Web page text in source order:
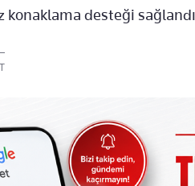
konaklama desteği